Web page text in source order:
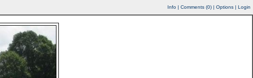
Info | Comments (0) | Options | Login